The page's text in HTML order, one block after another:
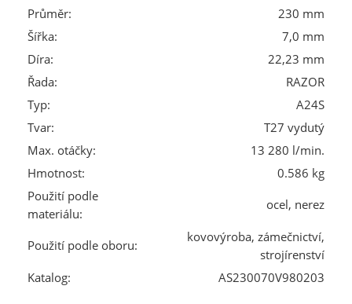
Průměr:
230 mm
Šířka:
7,0 mm
Díra:
22,23 mm
Řada:
RAZOR
Typ:
A24S
Tvar:
T27 vydutý
Max. otáčky:
13 280 l/min.
Hmotnost:
0.586 kg
Použití podle
materiálu:
ocel, nerez
Použití podle oboru:
kovovýroba, zámečnictví,
strojírenství
Katalog:
AS230070V980203